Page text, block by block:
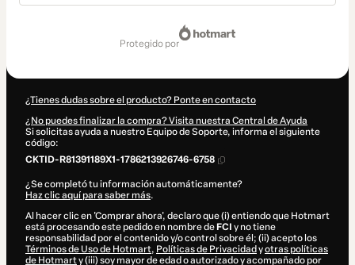
protegido por
¿Tienes dudas sobre el producto? Ponte en contacto
¿No puedes finalizar la compra? Visita nuestra Central de Ayuda
Si solicitas ayuda a nuestro Equipo de Soporte, informa el siguiente
código:
CKTID-R81391189X1-1786213926746-6758
¿Se completó tu información automáticamente?
Haz clic aquí para saber más.
Al hacer clic en 'Comprar ahora', declaro que (i) entiendo que Hotmart
está procesando este pedido en nombre de FCI y no tiene
responsabilidad por el contenido y/o control sobre él; (ii) acepto los
Términos de Uso de Hotmart, Políticas de Privacidad yotras políticas
de Hotmarty (iii) soy mayor de edad o autorizado y acompañado por